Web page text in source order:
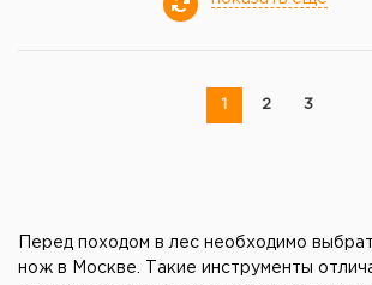
1 2 3
Перед походом в лес необходимо
нож в Москве. Такие инструменты